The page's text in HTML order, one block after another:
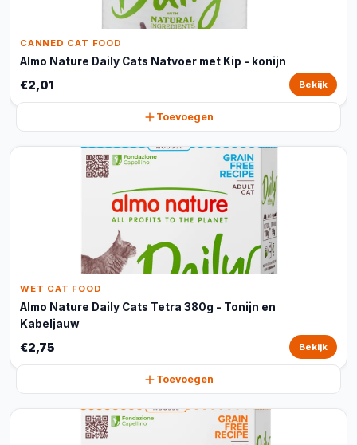
CANNED CAT FOOD
Almo Nature Daily Cats Natvoer met Kip - konijn
€2,01 Bekijk
Toevoegen
WET CAT FOOD
Almo Nature Daily Cats Tetra 380g - Tonijn en
Kabeljauw
€2,75 Bekijk
Toevoegen